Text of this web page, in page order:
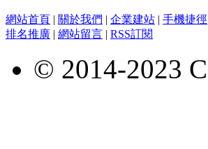
網站首頁 | 關於我們 | 企業建站 | 手機捷徑
排名推廣 | 網站留言 | RSS訂閱
© 2014-2023